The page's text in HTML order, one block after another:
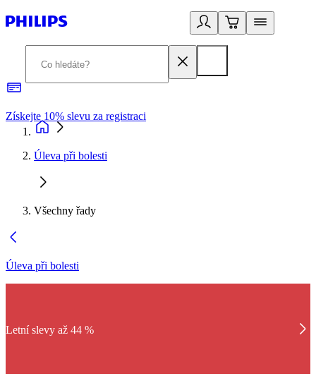
Získejte 10% slevu za registraci
Úleva při bolesti
Všechny řady
Úleva při bolesti
Letní slevy až 44 %